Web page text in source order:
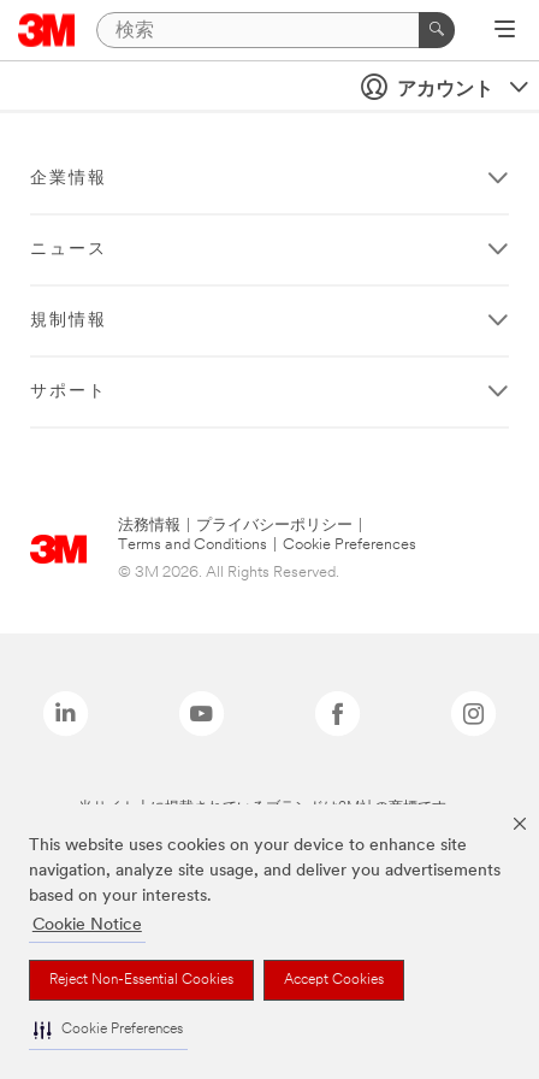
This website uses cookies on your device to enhance site
navigation, analyze site usage, and deliver you advertisements
based on your interests.
Cookie Notice
Reject Non-Essential Cookies Accept Cookies
Cookie Preferences
アカウント
企業情報
ニュース
規制情報
サポート
法務情報 プライバシーポリシー
Terms and Conditions
Cookie Preferences
© 3M 2026. All Rights Reserved.
当サイト上に掲載されているブランドは3M社の商標です。